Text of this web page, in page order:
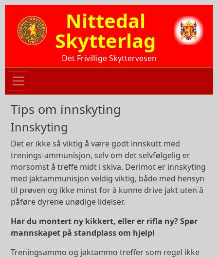
Hopp til hovedinnhold
Nittedal
Skytterlag
Det Frivillige Skyttervesen
Tips om innskyting
Innskyting
Det er ikke så viktig å være godt innskutt med
trenings-ammunisjon, selv om det selvfølgelig er
morsomst å treffe midt i skiva. Derimot er innskyting
med jaktammunisjon veldig viktig, både med hensyn
til prøven og ikke minst for å kunne drive jakt uten å
påføre dyrene unødige lidelser.
Har du montert ny kikkert, eller er rifla ny? Spør
mannskapet på standplass om hjelp!
Treningsammo og jaktammo treffer som regel ikke